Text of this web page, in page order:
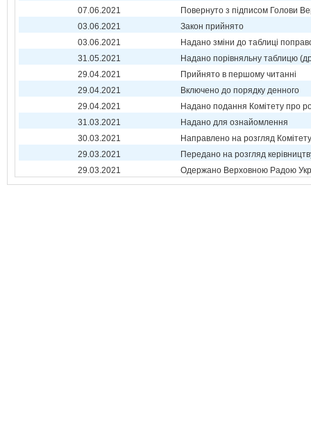
07.06.2021
Повернуто з підписом Голови
03.06.2021
Закон прийнято
03.06.2021
Надано зміни до таблиці
31.05.2021
Надано порівняльну таблицю
29.04.2021
Прийнято в першому читанні
29.04.2021
Включено до порядку денного
29.04.2021
Надано подання Комітету про
31.03.2021
Надано для ознайомлення
30.03.2021
Направлено на розгляд Комітету
29.03.2021
Передано на розгляд
29.03.2021
Одержано Верховною Радою